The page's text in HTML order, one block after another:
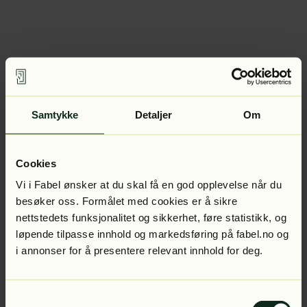
Samtykke Detaljer Om
Cookies
Vi i Fabel ønsker at du skal få en god opplevelse når du
besøker oss. Formålet med cookies er å sikre
nettstedets funksjonalitet og sikkerhet, føre statistikk, og
løpende tilpasse innhold og markedsføring på fabel.no og
i annonser for å presentere relevant innhold for deg.